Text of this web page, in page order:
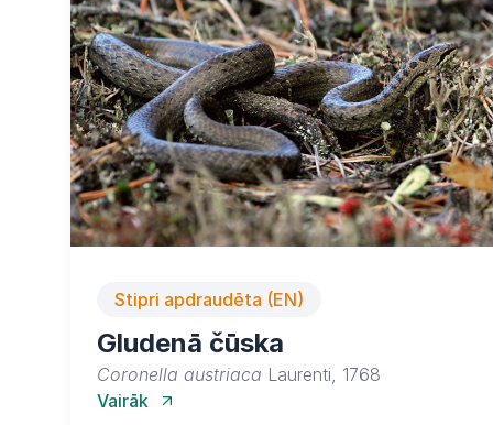
Stipri apdraudēta (EN)
Gludenā čūska
Coronella austriaca Laurenti, 1768
Vairāk